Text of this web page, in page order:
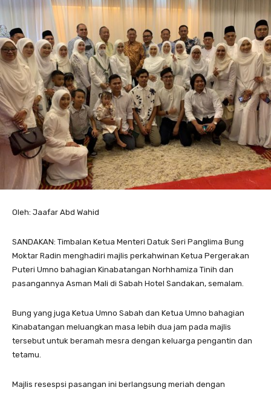
Oleh: Jaafar Abd Wahid
SANDAKAN: Timbalan Ketua Menteri Datuk Seri Panglima Bung
Moktar Radin menghadiri majlis perkahwinan Ketua Pergerakan
Puteri Umno bahagian Kinabatangan Norhhamiza Tinih dan
pasangannya Asman Mali di Sabah Hotel Sandakan, semalam.
Bung yang juga Ketua Umno Sabah dan Ketua Umno bahagian
Kinabatangan meluangkan masa lebih dua jam pada majlis
tersebut untuk beramah mesra dengan keluarga pengantin dan
tetamu.
Majlis resespsi pasangan ini berlangsung meriah dengan